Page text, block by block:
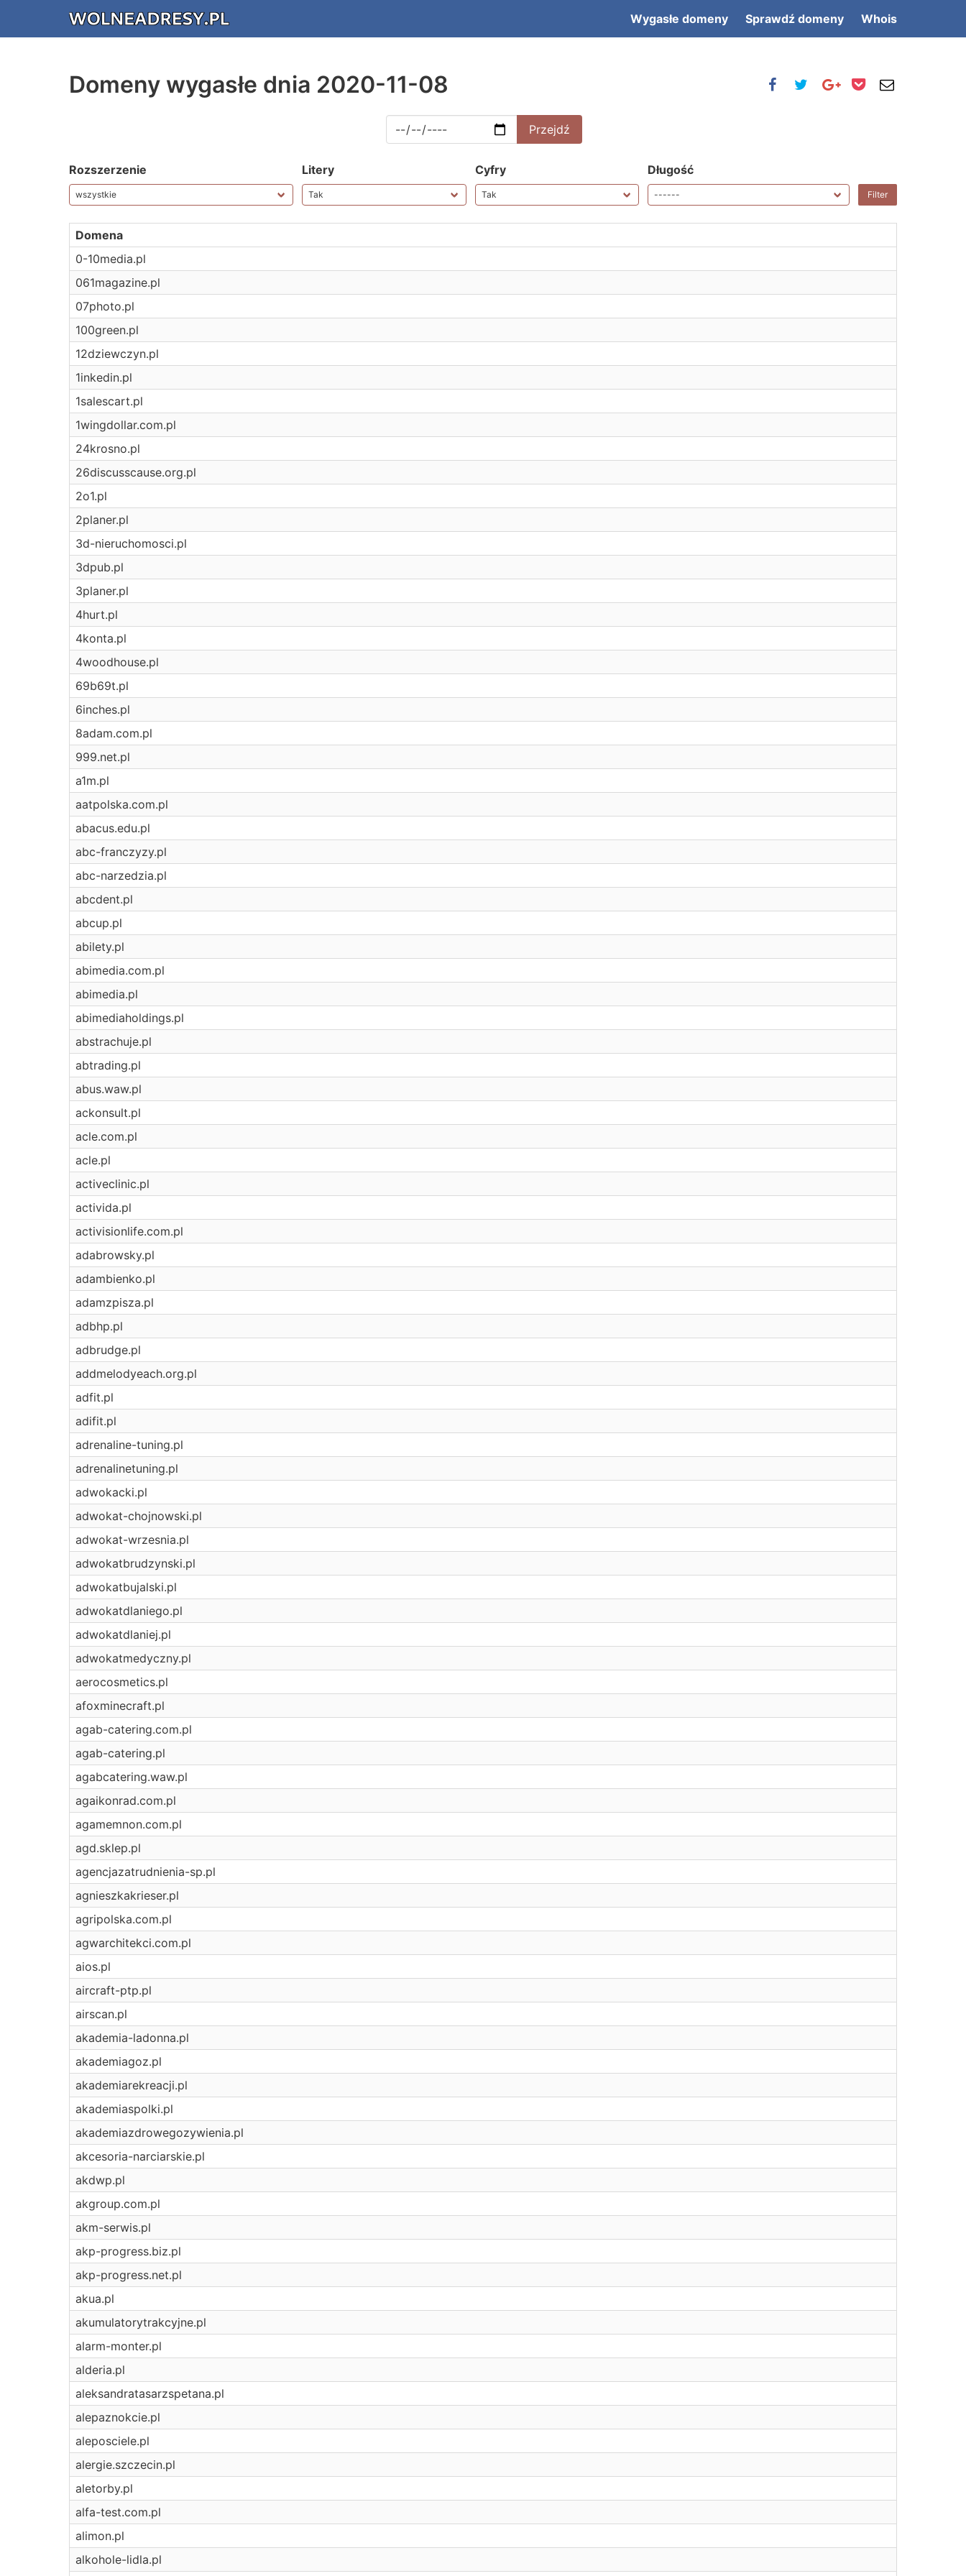
Wygasłe domeny Sprawdź domeny Whois
Domeny wygasłe dnia 2020-11-08
Rozszerzenie Litery Cyfry Długość
Domena
0-10media.pl
061magazine.pl
07photo.pl
100green.pl
12dziewczyn.pl
1inkedin.pl
1salescart.pl
1wingdollar.com.pl
24krosno.pl
26discusscause.org.pl
2o1.pl
2planer.pl
3d-nieruchomosci.pl
3dpub.pl
3planer.pl
4hurt.pl
4konta.pl
4woodhouse.pl
69b69t.pl
6inches.pl
8adam.com.pl
999.net.pl
a1m.pl
aatpolska.com.pl
abacus.edu.pl
abc-franczyzy.pl
abc-narzedzia.pl
abcdent.pl
abcup.pl
abilety.pl
abimedia.com.pl
abimedia.pl
abimediaholdings.pl
abstrachuje.pl
abtrading.pl
abus.waw.pl
ackonsult.pl
acle.com.pl
acle.pl
activeclinic.pl
activida.pl
activisionlife.com.pl
adabrowsky.pl
adambienko.pl
adamzpisza.pl
adbhp.pl
adbrudge.pl
addmelodyeach.org.pl
adfit.pl
adifit.pl
adrenaline-tuning.pl
adrenalinetuning.pl
adwokacki.pl
adwokat-chojnowski.pl
adwokat-wrzesnia.pl
adwokatbrudzynski.pl
adwokatbujalski.pl
adwokatdlaniego.pl
adwokatdlaniej.pl
adwokatmedyczny.pl
aerocosmetics.pl
afoxminecraft.pl
agab-catering.com.pl
agab-catering.pl
agabcatering.waw.pl
agaikonrad.com.pl
agamemnon.com.pl
agd.sklep.pl
agencjazatrudnienia-sp.pl
agnieszkakrieser.pl
agripolska.com.pl
agwarchitekci.com.pl
aios.pl
aircraft-ptp.pl
airscan.pl
akademia-ladonna.pl
akademiagoz.pl
akademiarekreacji.pl
akademiaspolki.pl
akademiazdrowegozywienia.pl
akcesoria-narciarskie.pl
akdwp.pl
akgroup.com.pl
akm-serwis.pl
akp-progress.biz.pl
akp-progress.net.pl
akua.pl
akumulatorytrakcyjne.pl
alarm-monter.pl
alderia.pl
aleksandratasarzspetana.pl
alepaznokcie.pl
aleposciele.pl
alergie.szczecin.pl
aletorby.pl
alfa-test.com.pl
alimon.pl
alkohole-lidla.pl